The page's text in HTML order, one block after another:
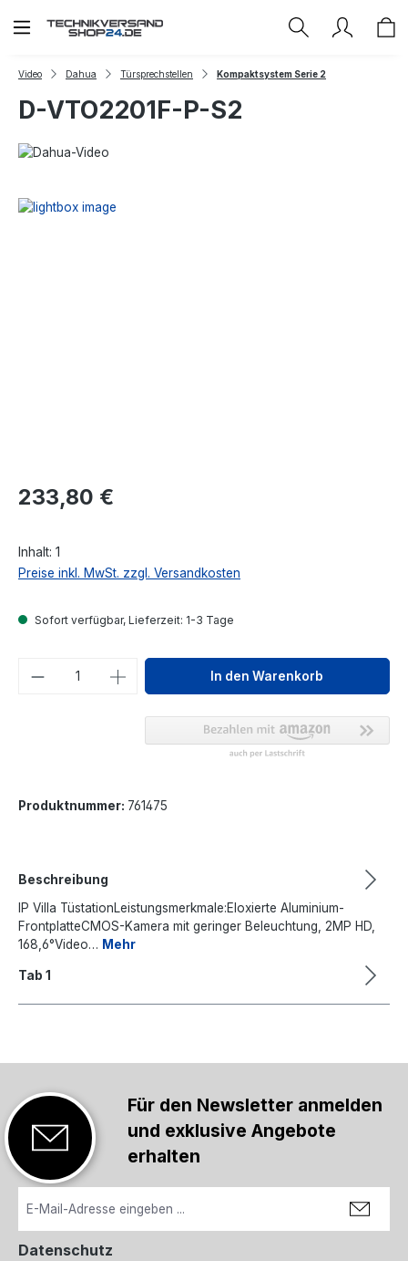
Zum Hauptinhalt springen
Video Dahua Türsprechstellen Kompaktsystem Serie 2
D-VTO2201F-P-S2
Regulärer Preis:
233,80 €
Inhalt: 1
Preise inkl. MwSt. zzgl. Versandkosten
Sofort verfügbar, Lieferzeit: 1-3 Tage
Produkt Anzahl: Gib denIn den Warenkorb
Produktnummer: 761475
Beschreibung
IP Villa TüstationLeistungsmerkmale:Eloxierte Aluminium-
FrontplatteCMOS-Kamera mit geringer Beleuchtung, 2MP HD,
168,6°Video… Mehr
Tab 1
Für den Newsletter anmelden
und exklusive Angebote
erhalten
Datenschutz